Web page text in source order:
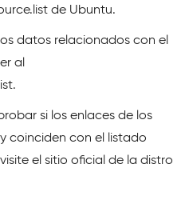
de Ubuntu.
datos relacionados con el
al
si los enlaces de los
coinciden con el listado
el sitio oficial de la distro